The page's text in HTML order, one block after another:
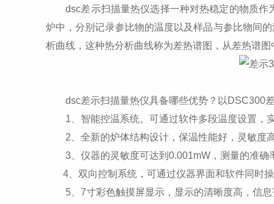
dsc差示扫描量热仪选择一种对热稳定的物质作
炉中，分别记录参比物的温度以及样品与参比物间
析曲线，这种热分析曲线称为差热谱图，从差热谱
dsc差示扫描量热仪具备哪些优势？以DSC300
1、智能控温系统。可通过软件多段温度设置，
2、全新的炉体结构设计，保温性能好，灵敏度
3、仪器的灵敏度可达到0.001mW，测量的准确
4、双向控制系统，可通过仪器界面和软件同时
5、7寸彩色触摸屏显示，显示的清晰度高，信息